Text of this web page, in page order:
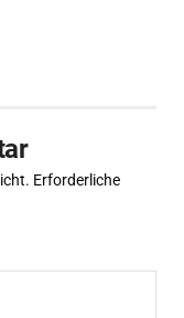
Erforderliche